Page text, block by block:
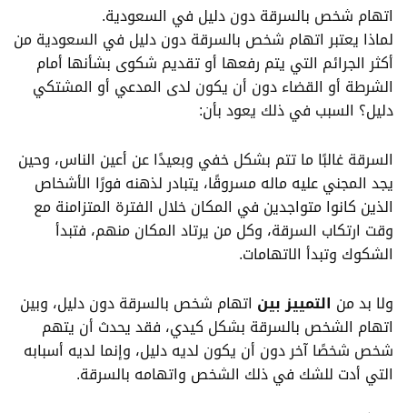
اتهام شخص بالسرقة دون دليل في السعودية.
لماذا يعتبر اتهام شخص بالسرقة دون دليل في السعودية من
أكثر الجرائم التي يتم رفعها أو تقديم شكوى بشأنها أمام
الشرطة أو القضاء دون أن يكون لدى المدعي أو المشتكي
دليل؟ السبب في ذلك يعود بأن:
السرقة غالبًا ما تتم بشكل خفي وبعيدًا عن أعين الناس، وحين
يجد المجني عليه ماله مسروقًا، يتبادر لذهنه فورًا الأشخاص
الذين كانوا متواجدين في المكان خلال الفترة المتزامنة مع
وقت ارتكاب السرقة، وكل من يرتاد المكان منهم، فتبدأ
الشكوك وتبدأ الاتهامات.
ولا بد من التمييز بين اتهام شخص بالسرقة دون دليل، وبين
اتهام الشخص بالسرقة بشكل كيدي، فقد يحدث أن يتهم
شخص شخصًا آخر دون أن يكون لديه دليل، وإنما لديه أسبابه
التي أدت للشك في ذلك الشخص واتهامه بالسرقة.